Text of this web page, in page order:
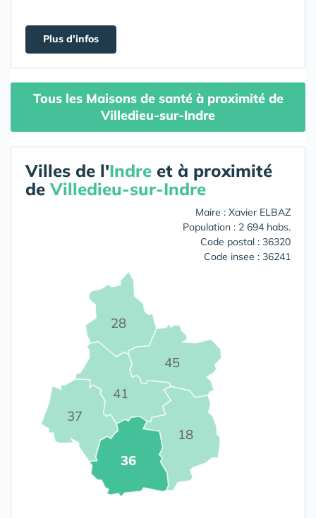
Plus d'infos
Tous les Maisons de santé à proximité de
Villedieu-sur-Indre
Villes de l'Indre et à proximité
deVilledieu-sur-Indre
Maire : Xavier ELBAZ
Population : 2 694 habs.
Code postal : 36320
Code insee : 36241
18
28
36
37
41
45